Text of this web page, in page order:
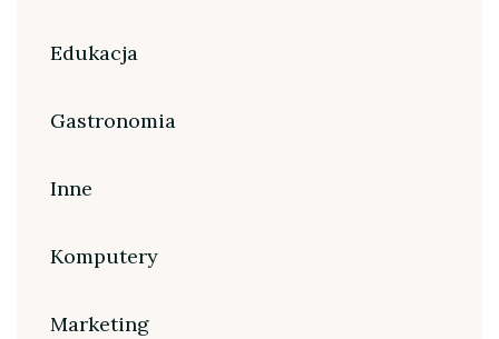
Edukacja
Gastronomia
Inne
Komputery
Marketing